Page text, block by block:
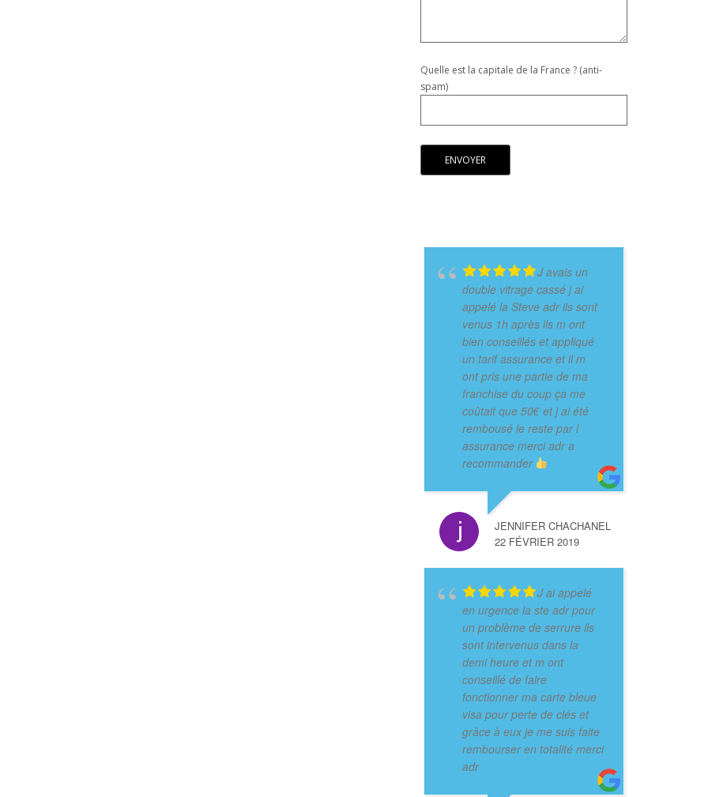
Quelle est la capitale de la France ? (anti-
spam)
J avais un
double vitrage cassé j ai
appelé la Steve adr ils sont
venus 1h après ils m ont
bien conseillés et appliqué
un tarif assurance et il m
ont pris une partie de ma
franchise du coup ça me
coûtait que 50€ et j ai été
rembousé le reste par l
assurance merci adr a
recommander
JENNIFER CHACHANEL
22 FÉVRIER 2019
J ai appelé
en urgence la ste adr pour
un problème de serrure ils
sont intervenus dans la
demi heure et m ont
conseillé de faire
fonctionner ma carte bleue
visa pour perte de clés et
grâce à eux je me suis faite
rembourser en totalité merci
adr